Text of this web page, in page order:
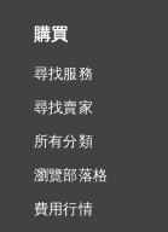
購買
尋找服務
尋找賣家
所有分類
瀏覽部落格
費用行情